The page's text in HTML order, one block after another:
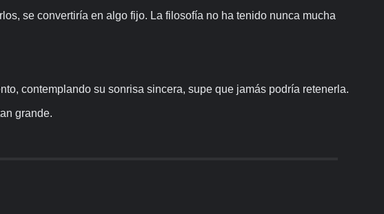
se convertiría en algo fijo. La filosofía no ha tenido nunca mucha
contemplando su sonrisa sincera, supe que jamás podría retenerla.
grande.